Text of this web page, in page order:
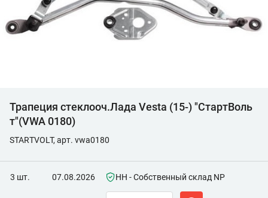
Трапеция стеклооч.Лада Vesta (15-) "СтартВоль
т"(VWA 0180)
STARTVOLT, арт. vwa0180
3 шт. 07.08.2026 НН - Собственный склад NP